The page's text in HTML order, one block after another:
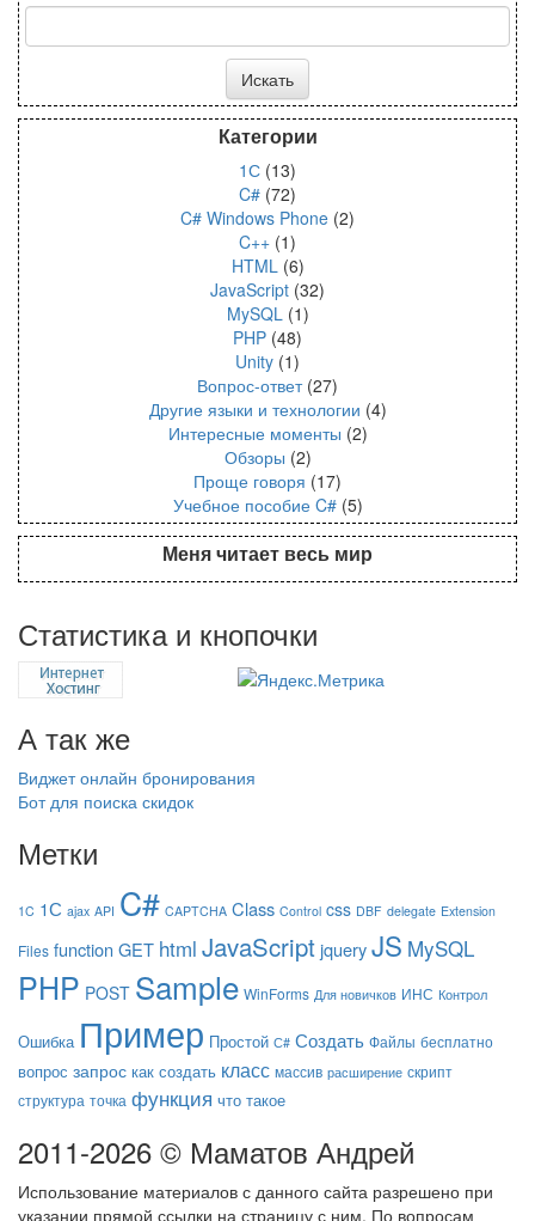
Категории
1С (13)
C# (72)
C# Windows Phone (2)
C++ (1)
HTML (6)
JavaScript (32)
MySQL (1)
PHP (48)
Unity (1)
Вопрос-ответ(27)
Другие языки и технологии (4)
Интересные моменты (2)
Обзоры (2)
Проще говоря (17)
Учебное пособие C#(5)
Меня читает весь мир
Статистика и кнопочки
А так же
Виджет онлайн бронирования
Бот для поиска скидок
Метки
1C 1С ajax API C# CAPTCHA Class Control css DBF delegate Extension
Files function GET html JavaScriptjqueryJS MySQL
PHP POST Sample WinForms Для новичков ИНС Контрол
Ошибка Пример Простой С# Создать Файлы бесплатно
вопрос запрос как создать класс массив расширение скрипт
структура точка функция что такое
2011-2026 © Маматов Андрей
Использование материалов с данного сайта разрешено при
указании прямой ссылки на страницу с ним. По вопросам